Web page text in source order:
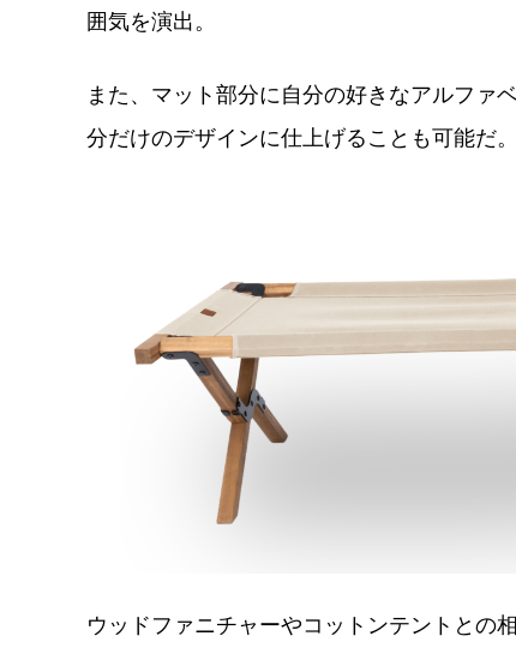
囲気を演出。
また、マット部分に自分の好きなアルファ
分だけのデザインに仕上げることも可能だ。
ウッドファニチャーやコットンテントとの